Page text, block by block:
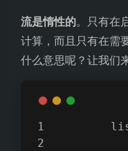
流是惰性的。只有在
计算，而且只有在需
什么意思呢？让我们